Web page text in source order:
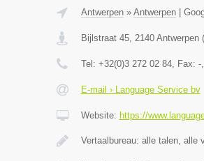
Antwerpen» Antwerpen|
Bijlstraat 45, 2140 Antwerpen(
Tel: +32(0)3 272 02 84, Fax: -
E-mail › Language Service bv
Website: https://
Vertaalbureau: alle talen, alle